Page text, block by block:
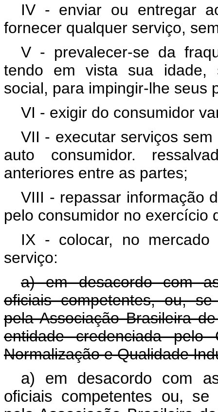
IV - enviar ou entregar
fornecer qualquer serviço,
V - prevalecer-se da
tendo em vista sua idade,
social, para impingir-lhe seus
VI - exigir do consumidor
VII - executar serviços
auto consumidor.
anteriores entre as partes;
VIII - repassar informação
pelo consumidor no exercício
IX - colocar, no mercado
serviço:
a) em desacordo com
oficiais competentes, ou,
pela Associação Brasileira
entidade credenciada pelo
Normalização e Qualidade
a) em desacordo com
oficiais competentes ou,